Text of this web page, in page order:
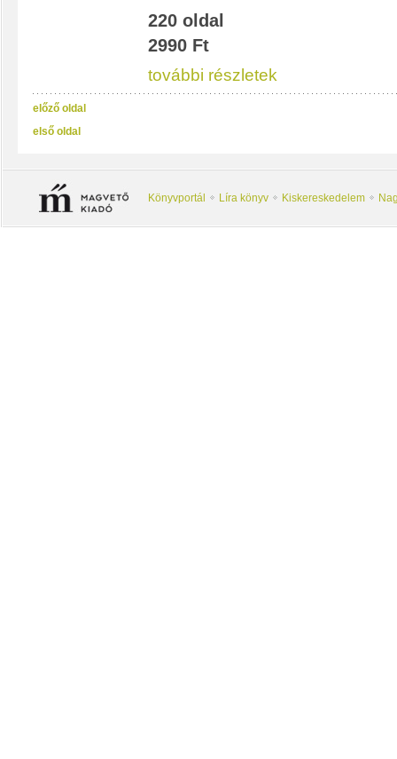
220 oldal
2990 Ft
további részletek
előző oldal
első oldal
Könyvportál Líra könyv Kiskereskedelem